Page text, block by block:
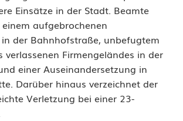
Einsätze in der Stadt. Beamte
aufgebrochenen
der Bahnhofstraße, unbefugtem
verlassenen Firmengeländes in der
einer Auseinandersetzung in
Darüber hinaus verzeichnet der
Verletzung bei einer 23-